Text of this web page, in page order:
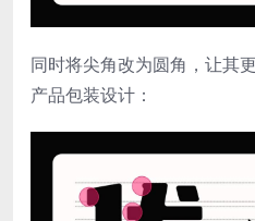
同时将尖角改为圆角，让其
产品包装设计：